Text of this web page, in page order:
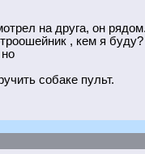
на друга, он
, кем я буду?
собаке пульт.